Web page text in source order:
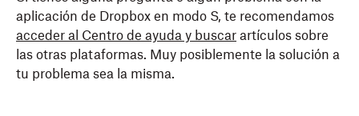
aplicación de Dropbox en modo S, te recomendamos
acceder al Centro de ayuda y buscar artículos sobre
las otras plataformas. Muy posiblemente la solución a
tu problema sea la misma.